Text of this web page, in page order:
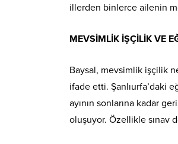
illerden binlerce ailenin
MEVSİMLİK İŞÇİLİK VE
Baysal, mevsimlik işçilik
ifade etti. Şanlıurfa’daki
ayının sonlarına kadar
oluşuyor. Özellikle sınav